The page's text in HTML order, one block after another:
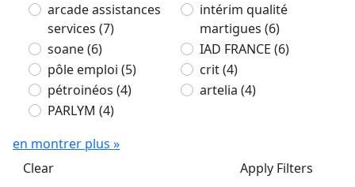
arcade assistances
services (7)
intérim qualité
martigues (6)
soane(6) IAD FRANCE (6)
pôle emploi (5) crit(4)
pétroinéos (4) artelia (4)
PARLYM (4)
en montrer plus »
Clear
Apply Filters